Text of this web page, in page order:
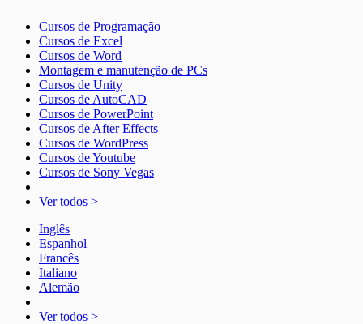
Cursos de Programação
Cursos de Excel
Cursos de Word
Montagem e manutenção de PCs
Cursos de Unity
Cursos de AutoCAD
Cursos de PowerPoint
Cursos de After Effects
Cursos de WordPress
Cursos de Youtube
Cursos de Sony Vegas
Ver todos >
Inglês
Espanhol
Francês
Italiano
Alemão
Ver todos >